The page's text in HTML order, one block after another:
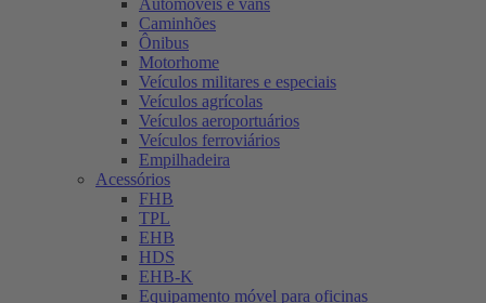
Caminhões
Ônibus
Motorhome
Veículos militares e especiais
Veículos agrícolas
Veículos aeroportuários
Veículos ferroviários
Empilhadeira
Acessórios
FHB
TPL
EHB
HDS
EHB-K
Equipamento móvel para oficinas